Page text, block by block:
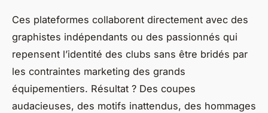
Ces plateformes collaborent directement avec des
graphistes indépendants ou des passionnés qui
repensent l’identité des clubs sans être bridés par
les contraintes marketing des grands
équipementiers. Résultat ? Des coupes
audacieuses, des motifs inattendus, des hommages